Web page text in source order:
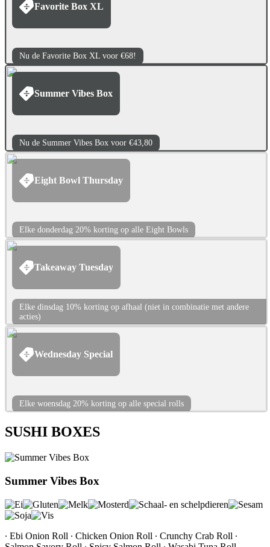
Favorite Box XL
Nu de Favorite Box XL voor €68!
Summer Vibes Box
Nu de Summer Vibes Box voor €43,80
Eight Bowl Thursday
Elke donderdag 20% korting op alle Eight Bowls
Takeaway Tuesday
Elke dinsdag 10% korting op afhaal (niet in combinatie met andere
acties)
Wednesday Special
Elke woensdag 20% korting op alle special rolls
SUSHI BOXES
Summer Vibes Box
∙ Ebi Onion Roll ∙ Chicken Onion Roll ∙ Crunchy Crab Roll ∙